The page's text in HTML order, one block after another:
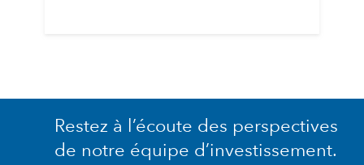
Restez à l’écoute des perspectives
de notre équipe d’investissement.